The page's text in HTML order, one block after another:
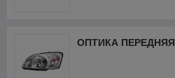
ОПТИКА ПЕРЕДНЯЯ